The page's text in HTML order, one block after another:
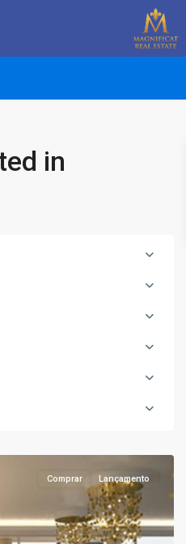
in
Comprar Lançamento